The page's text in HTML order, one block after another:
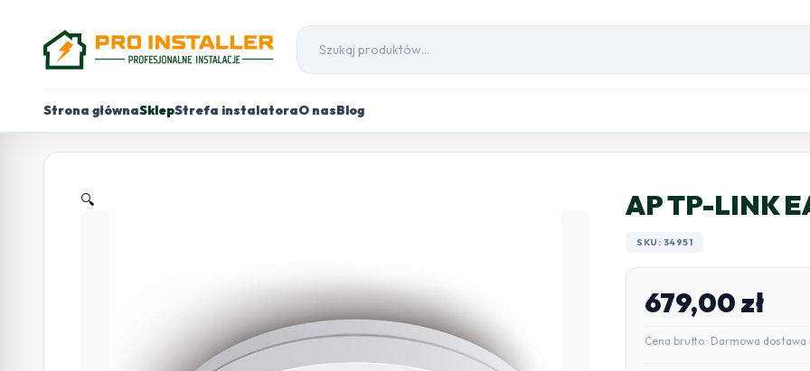
Strona głównaSklepStrefa instalatoraO nasBlog
🔍 AP TP-LINK
SKU: 34951
679,00zł
Cena brutto · Darmowa dostawa